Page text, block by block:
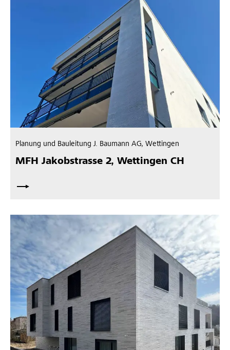
MFH Jakobstrasse 2, Wettingen CH
Planung und Bauleitung J. Baumann AG, Wettingen